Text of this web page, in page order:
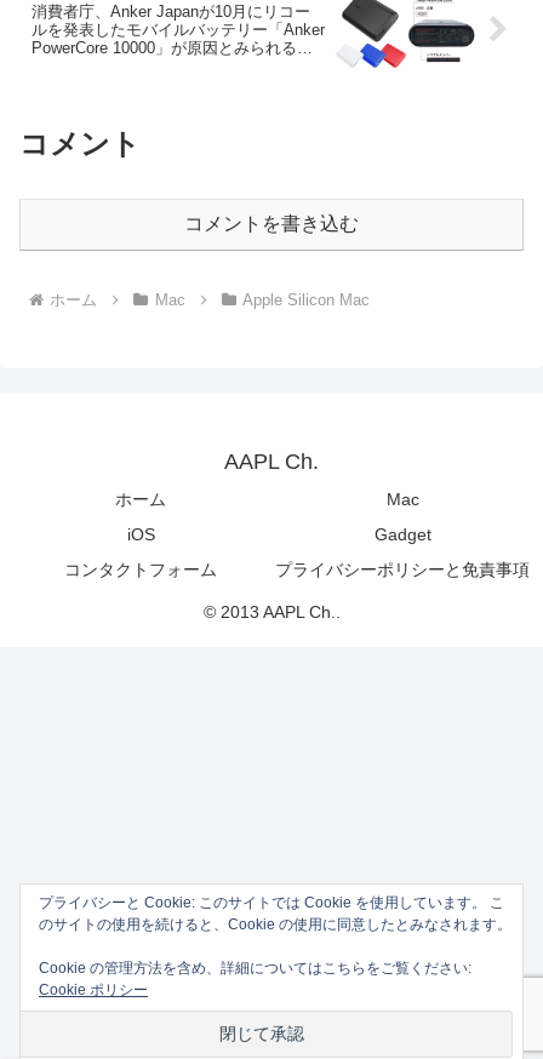
消費者庁、Anker Japanが10月にリコー
ルを発表したモバイルバッテリー「Anker
PowerCore 10000」が原因とみられる火
コメント
コメントを書き込む
ホーム Mac Apple Silicon Mac
AAPL Ch.
ホーム
Mac
iOS
Gadget
コンタクトフォーム
プライバシーポリシーと免責事項
© 2013 AAPL Ch..
プライバシーと Cookie: このサイトでは Cookie を使用しています。 こ
のサイトの使用を続けると、Cookie の使用に同意したとみなされます。
Cookie の管理方法を含め、詳細についてはこちらをご覧ください:
Cookie ポリシー